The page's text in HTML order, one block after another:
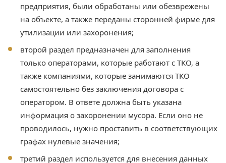
предприятия, были обработаны или обезврежены
на объекте, а также переданы сторонней фирме для
утилизации или захоронения;
второй раздел предназначен для заполнения
только операторами, которые работают с ТКО, а
также компаниями, которые занимаются ТКО
самостоятельно без заключения договора с
оператором. В ответе должна быть указана
информация о захоронении мусора. Если оно не
проводилось, нужно проставить в соответствующих
графах нулевые значения;
третий раздел используется для внесения данных